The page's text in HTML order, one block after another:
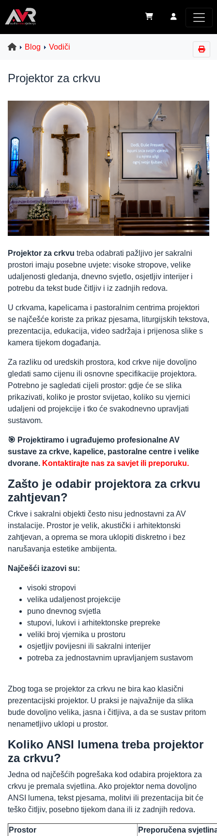
Blog Vodiči
Projektor za crkvu
Projektor za crkvu treba odabrati pažljivo jer sakralni
prostori imaju posebne uvjete: visoke stropove, velike
udaljenosti gledanja, dnevno svjetlo, osjetljiv interijer i
potrebu da tekst bude čitljiv i iz zadnjih redova.
U crkvama, kapelicama i pastoralnim centrima projektori
se najčešće koriste za prikaz pjesama, liturgijskih tekstova,
prezentacija, edukacija, video sadržaja i prijenosa slike s
kamera tijekom događanja.
Za razliku od uredskih prostora, kod crkve nije dovoljno
gledati samo cijenu ili osnovne specifikacije projektora.
Potrebno je sagledati cijeli prostor: gdje će se slika
prikazivati, koliko je prostor svijetao, koliko su vjernici
udaljeni od projekcije i tko će svakodnevno upravljati
sustavom.
🎯 Projektiramo i ugrađujemo profesionalne AV
sustave za crkve, kapelice, pastoralne centre i velike
dvorane. Kontaktirajte nas za savjet ili preporuku.
Zašto je odabir projektora za crkvu
zahtjevan?
Crkve i sakralni objekti često nisu jednostavni za AV
instalacije. Prostor je velik, akustički i arhitektonski
zahtjevan, a oprema se mora uklopiti diskretno i bez
narušavanja estetike ambijenta.
Najčešći izazovi su:
visoki stropovi
velika udaljenost projekcije
puno dnevnog svjetla
stupovi, lukovi i arhitektonske prepreke
veliki broj vjernika u prostoru
osjetljiv povijesni ili sakralni interijer
potreba za jednostavnim upravljanjem sustavom
Zbog toga se projektor za crkvu ne bira kao klasični
prezentacijski projektor. U praksi je najvažnije da slika
bude dovoljno velika, jasna i čitljiva, a da se sustav pritom
nenametljivo uklopi u prostor.
Koliko ANSI lumena treba projektor
za crkvu?
Jedna od najčešćih pogrešaka kod odabira projektora za
crkvu je premala svjetlina. Ako projektor nema dovoljno
ANSI lumena, tekst pjesama, molitvi ili prezentacija bit će
teško čitljiv, posebno tijekom dana ili iz zadnjih redova.
Prostor
Preporučena